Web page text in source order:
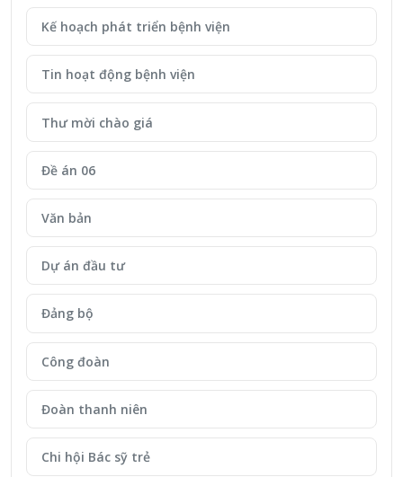
Kế hoạch phát triển bệnh viện
Tin hoạt động bệnh viện
Thư mời chào giá
Đề án 06
Văn bản
Dự án đầu tư
Đảng bộ
Công đoàn
Đoàn thanh niên
Chi hội Bác sỹ trẻ